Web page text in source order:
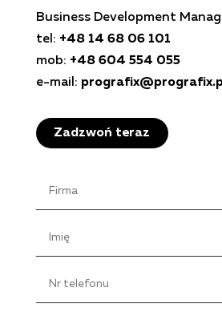
Business Development
tel: +48 14 68 06 101
mob: +48 604 554 055
e-mail:
Zadzwoń teraz